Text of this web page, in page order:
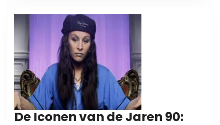
De Iconen van de Jaren 90: